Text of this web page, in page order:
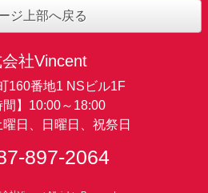
ジ上部へ戻る
社Vincent
160番地1 NSビル1F
間】10:00～18:00
曜日、日曜日、祝祭日
897-2064